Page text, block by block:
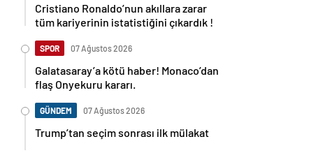
Cristiano Ronaldo’nun akıllara zarar
tüm kariyerinin istatistiğini çıkardık !
SPOR 07 Ağustos 2026
Galatasaray’a kötü haber! Monaco’dan
flaş Onyekuru kararı.
GÜNDEM 07 Ağustos 2026
Trump’tan seçim sonrası ilk mülakat